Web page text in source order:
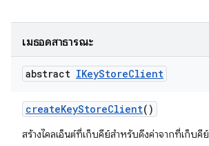
เมธอดสาธารณะ
abstract IKeyStoreClient
createKeyStoreClient()
สร้างไคลเอ็นต์ที่เก็บคีย์สําหรับดึงค่าจากที่เก็บคีย์